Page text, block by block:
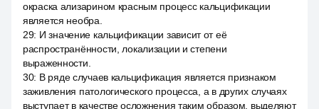
окраска ализарином красным процесс кальцификации
является необра.
29: И значение кальцификации зависит от её
распространённости, локализации и степени
выраженности.
30: В ряде случаев кальцификация является признаком
заживления патологического процесса, а в других случаях
выступает в качестве осложнения таким образом, выделяют